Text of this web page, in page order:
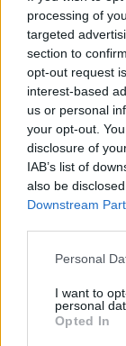
processing of
targeted
section to
opt-out request
interest-based
us or personal
your opt-out.
disclosure of
IAB’s list of
also be
Downstream
Personal
I want to
personal
Opted In
26.5.2020, 7:00
järvestä
ratkesi